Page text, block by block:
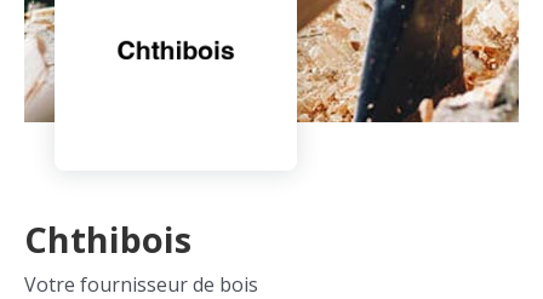
BLOG
ESPACE PRO
Chthibois
Votre fournisseur de bois